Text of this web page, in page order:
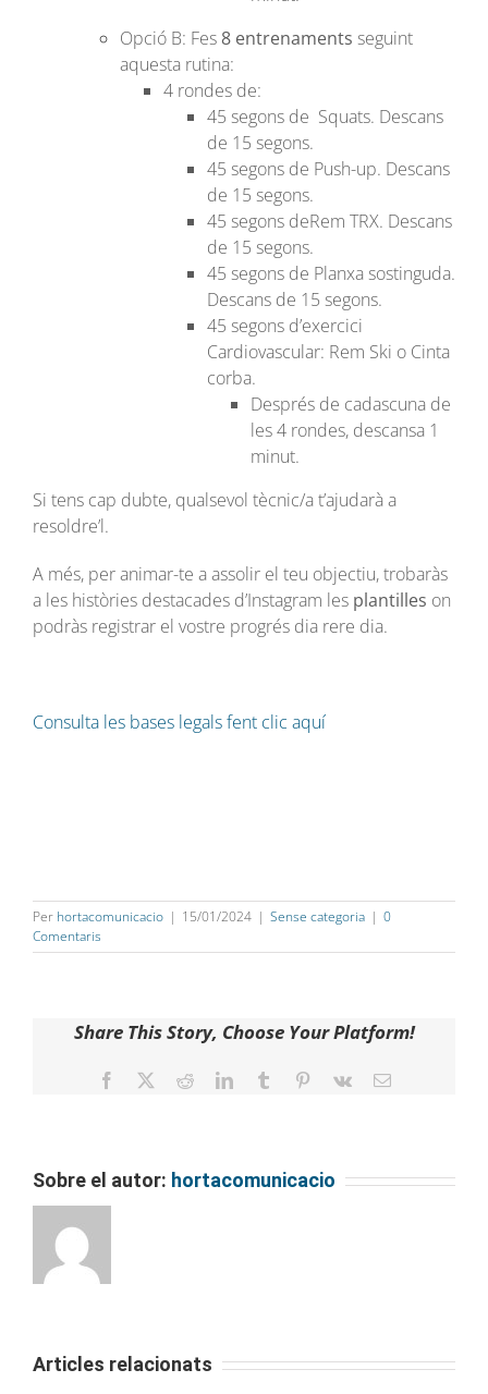
Opció B: Fes 8 entrenaments seguint
aquesta rutina:
4 rondes de:
45 segons de Squats. Descans
de 15 segons.
45 segons de Push-up. Descans
de 15 segons.
45 segons deRem TRX. Descans
de 15 segons.
45 segons de Planxa sostinguda.
Descans de 15 segons.
45 segons d’exercici
Cardiovascular: Rem Ski o Cinta
corba.
Després de cadascuna de
les 4 rondes, descansa 1
minut.
Si tens cap dubte, qualsevol tècnic/a t’ajudarà a
resoldre’l.
A més, per animar-te a assolir el teu objectiu, trobaràs
a les històries destacades d’Instagram les plantilles on
podràs registrar el vostre progrés dia rere dia.
Consulta les bases legals fent clic aquí
Per hortacomunicacio | 15/01/2024 | Sense categoria | 0
Comentaris
Share This Story, Choose Your Platform!
Facebook
TwitterRedditLinkedInTumblr Pinterest
Vk Email
Sobre el autor: hortacomunicacio
Articles relacionats